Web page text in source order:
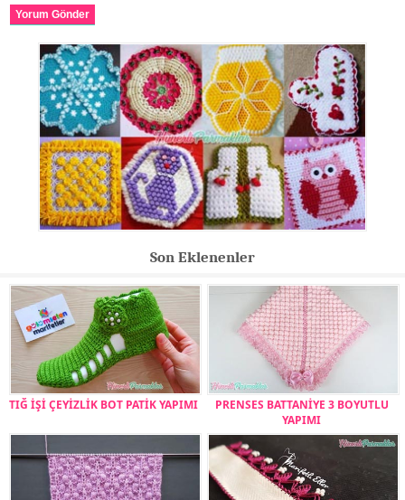
Yorum Gönder
Son Eklenenler
TIĞ İŞİ ÇEYİZLİK BOT PATİK YAPIMI
PRENSES BATTANİYE 3 BOYUTLU
YAPIMI